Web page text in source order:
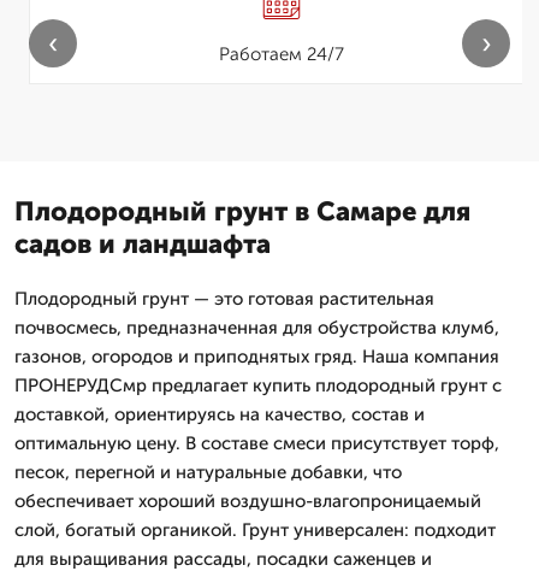
Работаем 24/7
‹ ›
Плодородный грунт в Самаре для
садов и ландшафта
Плодородный грунт — это готовая растительная
почвосмесь, предназначенная для обустройства клумб,
газонов, огородов и приподнятых гряд. Наша компания
ПРОНЕРУДСмр предлагает купить плодородный грунт с
доставкой, ориентируясь на качество, состав и
оптимальную цену. В составе смеси присутствует торф,
песок, перегной и натуральные добавки, что
обеспечивает хороший воздушно-влагопроницаемый
слой, богатый органикой. Грунт универсален: подходит
для выращивания рассады, посадки саженцев и